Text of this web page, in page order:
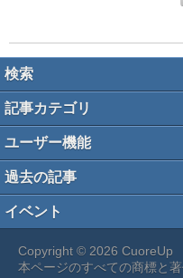
検索
記事カテゴリ
ユーザー機能
過去の記事
イベント
Copyright © 2026 CuoreUp
本ページのすべての商標と